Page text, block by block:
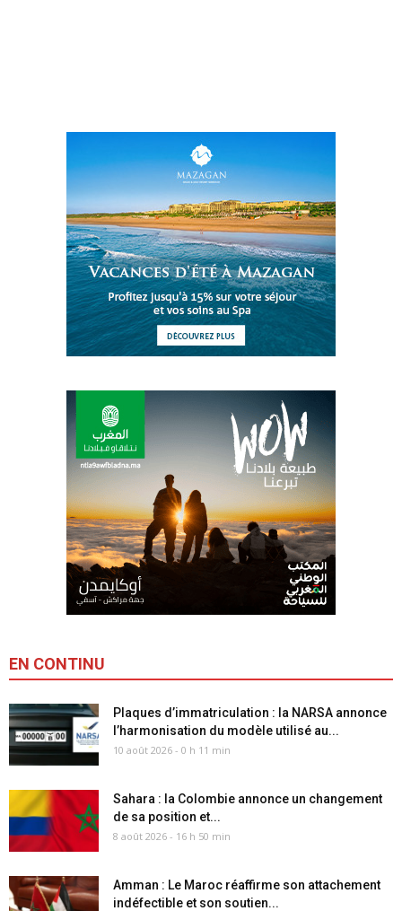
EN CONTINU
Plaques d’immatriculation : la NARSA annonce
l’harmonisation du modèle utilisé au...
10 août 2026 - 0 h 11 min
Sahara : la Colombie annonce un changement
de sa position et...
8 août 2026 - 16 h 50 min
Amman : Le Maroc réaffirme son attachement
indéfectible et son soutien...